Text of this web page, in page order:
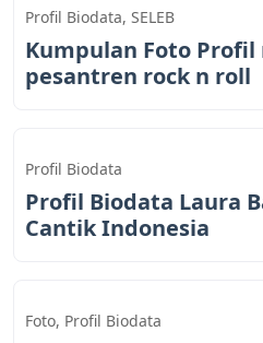
Profil Biodata, SELEB
Kumpulan Foto Profil
pesantren rock n roll
Profil Biodata
Profil Biodata Laura
Cantik Indonesia
Foto, Profil Biodata